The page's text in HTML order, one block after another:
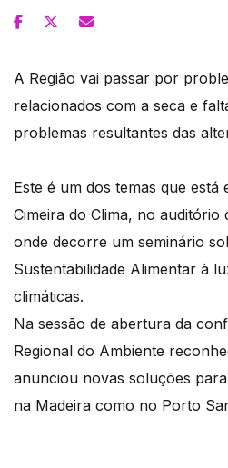
A Região vai passar por
relacionados com a seca e
problemas resultantes das
Este é um dos temas que está
Cimeira do Clima, no auditório
onde decorre um seminário
Sustentabilidade Alimentar à
climáticas.
Na sessão de abertura da
Regional do Ambiente
anunciou novas soluções
na Madeira como no Porto